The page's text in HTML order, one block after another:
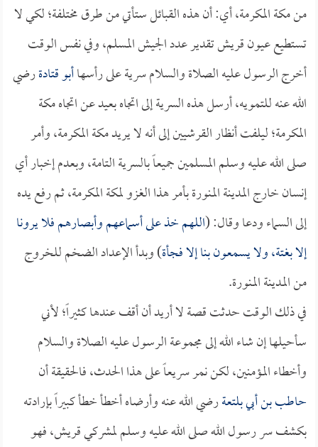
من مكة المكرمة، أي: أن هذه القبائل ستأتي من طرق مختلفة؛ لكي لا
تستطيع عيون قريش تقدير عدد الجيش المسلم، وفي نفس الوقت
أخرج الرسول عليه الصلاة والسلام سرية على رأسهاأبو قتادةرضي
الله عنه للتمويه، أرسل هذه السرية إلى اتجاه بعيد عن اتجاه مكة
المكرمة؛ ليلفت أنظار القرشيين إلى أنه لا يريد مكة المكرمة، وأمر
صلى الله عليه وسلم المسلمين جميعاً بالسرية التامة، وبعدم إخبار أي
إنسان خارج المدينة المنورة بأمر هذا الغزو لمكة المكرمة، ثم رفع يده
إلى السماء ودعا وقال: (اللهم خذ على أسماعهم وأبصارهم فلا يرونا
إلا بغتة، ولا يسمعون بنا إلا فجأة) وبدأ الإعداد الضخم للخروج
من المدينة المنورة.
في ذلك الوقت حدثت قصة لا أريد أن أقف عندها كثيراً؛ لأني
سأحيلها إن شاء الله إلى مجموعة الرسول عليه الصلاة والسلام
وأخطاء المؤمنين، لكن نمر سريعاً على هذا الحدث، فالحقيقة أن
حاطب بن أبي بلتعةرضي الله عنه وأرضاه أخطأ خطأ كبيراً بإرادته
بكشف سر رسول الله صلى الله عليه وسلم لمشركي قريش، فهو